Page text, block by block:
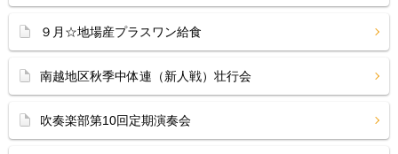
９月☆地場産プラスワン給食
南越地区秋季中体連（新人戦）壮行会
吹奏楽部第10回定期演奏会